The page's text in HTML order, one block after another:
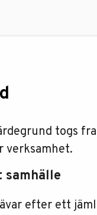
togs
verksamhet.
efter ett